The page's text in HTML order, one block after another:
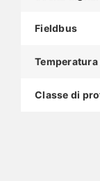
Fieldbus
Classe di